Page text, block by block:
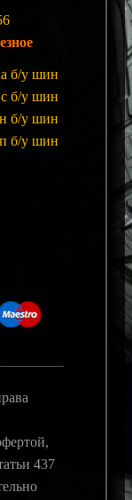
б/у шин
б/у шин
б/у шин
б/у шин
437